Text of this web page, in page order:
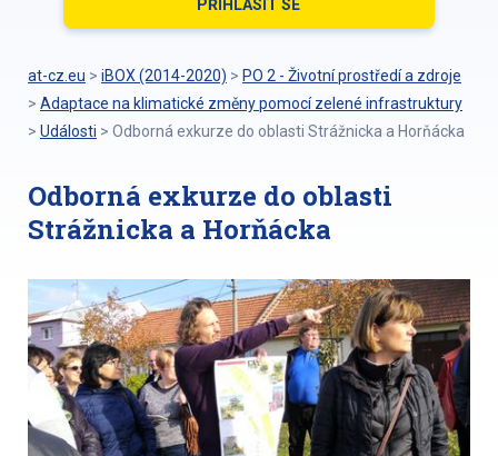
at-cz.eu > iBOX (2014-2020) > PO 2 - Životní prostředí a zdroje
> Adaptace na klimatické změny pomocí zelené infrastruktury
> Události > Odborná exkurze do oblasti Strážnicka a Horňácka
Odborná exkurze do oblasti
Strážnicka a Horňácka